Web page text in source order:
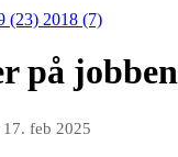
(23) 2018 (7)
på jobben
17. feb 2025